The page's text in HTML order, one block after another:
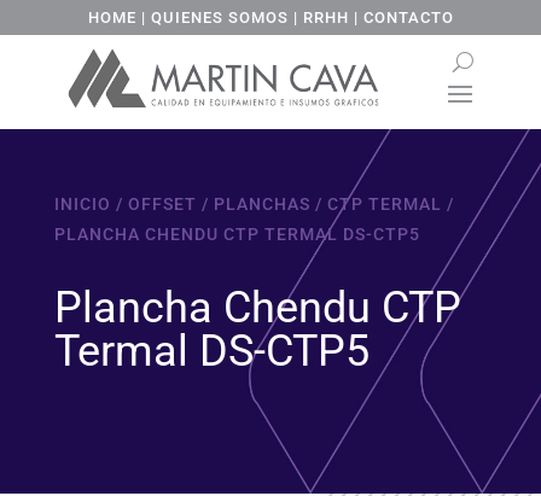
HOME | QUIENES SOMOS | RRHH | CONTACTO
INICIO / OFFSET / PLANCHAS / CTP TERMAL /
PLANCHA CHENDU CTP TERMAL DS-CTP5
Plancha Chendu CTP
Termal DS-CTP5